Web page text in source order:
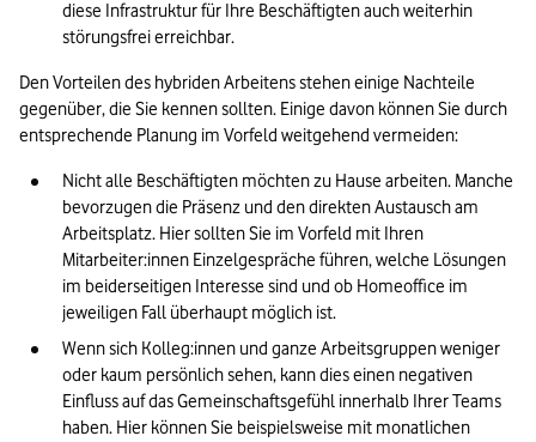
diese Infrastruktur für Ihre Beschäftigten auch weiterhin
störungsfrei erreichbar.
Den Vorteilen des hybriden Arbeitens stehen einige Nachteile
gegenüber, die Sie kennen sollten. Einige davon können Sie durch
entsprechende Planung im Vorfeld weitgehend vermeiden:
Nicht alle Beschäftigten möchten zu Hause arbeiten. Manche
bevorzugen die Präsenz und den direkten Austausch am
Arbeitsplatz. Hier sollten Sie im Vorfeld mit Ihren
Mitarbeiter:innen Einzelgespräche führen, welche Lösungen
im beiderseitigen Interesse sind und ob Homeoffice im
jeweiligen Fall überhaupt möglich ist.
Wenn sich Kolleg:innen und ganze Arbeitsgruppen weniger
oder kaum persönlich sehen, kann dies einen negativen
Einfluss auf das Gemeinschaftsgefühl innerhalb Ihrer Teams
haben. Hier können Sie beispielsweise mit monatlichen